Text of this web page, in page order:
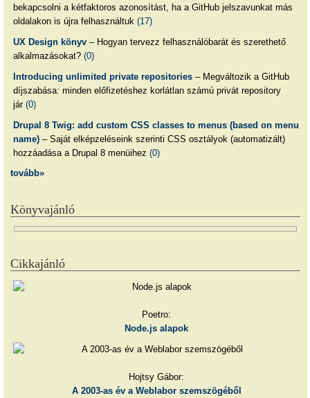
bekapcsolni a kétfaktoros azonosítást, ha a GitHub jelszavunkat más
oldalakon is újra felhasználtuk (17)
UX Design könyv– Hogyan tervezz felhasználóbarát és szerethető
alkalmazásokat? (0)
Introducing unlimited private repositories– Megváltozik a GitHub
díjszabása: minden előfizetéshez korlátlan számú privát repository
jár (0)
Drupal 8 Twig: add custom CSS classes to menus (based on menu
name)– Saját elképzeléseink szerinti CSS osztályok (automatizált)
hozzáadása a Drupal 8 menüihez (0)
tovább»
Könyvajánló
Cikkajánló
Poetro:
Node.js alapok
Hojtsy Gábor:
A 2003-as év a Weblabor szemszögéből